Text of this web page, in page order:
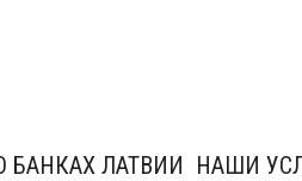
БАНКАХ ЛАТВИИ НАШИ